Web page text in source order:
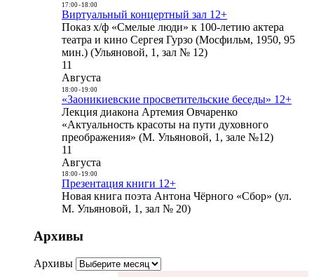
17:00- 18:00
Виртуальный концертный зал 12+
Показ х/ф «Смелые люди» к 100-летию актера
театра и кино Сергея Гурзо (Мосфильм, 1950, 95
мин.) (Ульяновой, 1, зал № 12)
11
Августа
18:00- 19:00
«Заоникиевские просветительские беседы» 12+
Лекция диакона Артемия Овчаренко
«Актуальность красоты на пути духовного
преображения» (М. Ульяновой, 1, зале №12)
11
Августа
18:00- 19:00
Презентация книги 12+
Новая книга поэта Антона Чёрного «Сбор» (ул.
М. Ульяновой, 1, зал № 20)
Архивы
Архивы